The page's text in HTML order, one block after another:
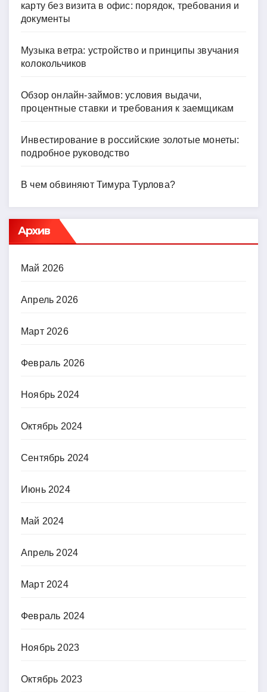
карту без визита в офис: порядок, требования и
документы
Музыка ветра: устройство и принципы звучания
колокольчиков
Обзор онлайн-займов: условия выдачи,
процентные ставки и требования к заемщикам
Инвестирование в российские золотые монеты:
подробное руководство
В чем обвиняют Тимура Турлова?
Архив
Май 2026
Апрель 2026
Март 2026
Февраль 2026
Ноябрь 2024
Октябрь 2024
Сентябрь 2024
Июнь 2024
Май 2024
Апрель 2024
Март 2024
Февраль 2024
Ноябрь 2023
Октябрь 2023